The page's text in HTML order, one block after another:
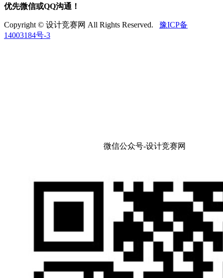
优先微信或QQ沟通！
Copyright © 设计竞赛网 All Rights Reserved.
豫ICP备
14003184号-3
微信公众号-设计竞赛网